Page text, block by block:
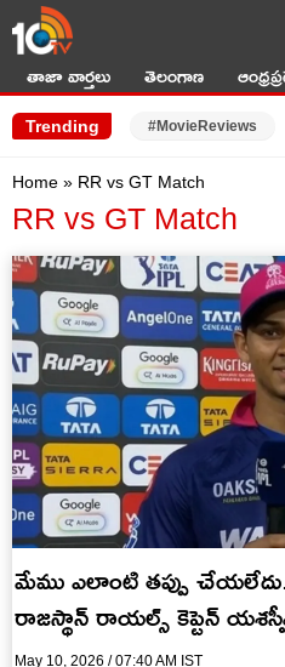
తాజా వార్తలు తెలంగాణ
Trending #MovieReviews
Home » RR vs GT Match
RR vs GT Match
మేము ఎలాంటి తప్పు
రాజస్థాన్ రాయల్స్ కెప్టెన్
May 10, 2026 / 07:40 AM IST